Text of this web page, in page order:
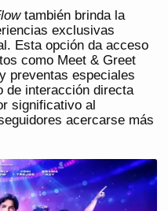
también brinda la
exclusivas
Esta opción da acceso
como Meet & Greet
preventas especiales
de interacción directa
significativo al
acercarse más